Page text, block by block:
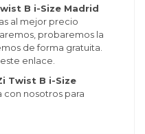
B i-Size Madrid
al mejor precio
probaremos la
de forma gratuita.
enlace.
Twist B i-Size
con nosotros para